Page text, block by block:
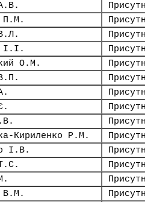
П.М.
І.І.
О.М.
Кириленко Р.М.
І.В.
В.М.